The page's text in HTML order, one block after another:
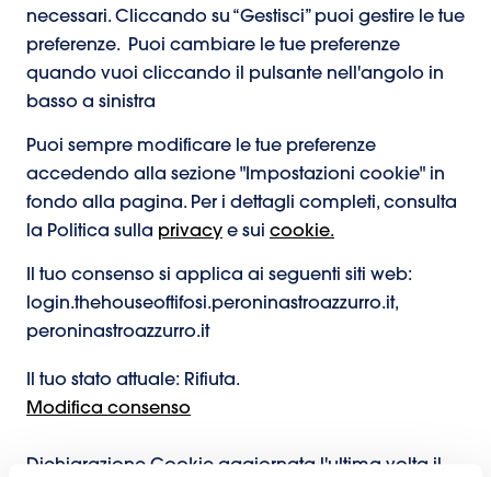
necessari. Cliccando su “Gestisci” puoi gestire le tue
preferenze. Puoi cambiare le tue preferenze
quando vuoi cliccando il pulsante nell'angolo in
basso a sinistra
Puoi sempre modificare le tue preferenze
accedendo alla sezione "Impostazioni cookie" in
fondo alla pagina. Per i dettagli completi, consulta
la Politica sulla privacy e sui cookie.
Il tuo consenso si applica ai seguenti siti web:
login.thehouseoftifosi.peroninastroazzurro.it,
peroninastroazzurro.it
Il tuo stato attuale: Rifiuta.
Modifica consenso
Dichiarazione Cookie aggiornata l'ultima volta il